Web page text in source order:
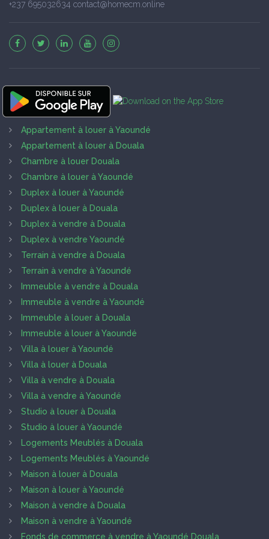
+237 695032634 contact@homecm.online
Appartement à louer à Yaoundé
Appartement à louer à Douala
Chambre à louer Douala
Chambre à louer à Yaoundé
Duplex à louer à Yaoundé
Duplex à louer à Douala
Duplex à vendre à Douala
Duplex à vendre Yaoundé
Terrain à vendre à Douala
Terrain à vendre à Yaoundé
Immeuble à vendre à Douala
Immeuble à vendre à Yaoundé
Immeuble à louer à Douala
Immeuble à louer à Yaoundé
Villa à louer à Yaoundé
Villa à louer à Douala
Villa à vendre à Douala
Villa à vendre à Yaoundé
Studio à louer à Douala
Studio à louer à Yaoundé
Logements Meublés à Douala
Logements Meublés à Yaoundé
Maison à louer à Douala
Maison à louer à Yaoundé
Maison à vendre à Douala
Maison à vendre à Yaoundé
Fonds de commerce à vendre à Yaoundé Douala